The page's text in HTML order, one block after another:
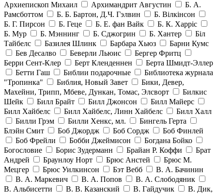
Архиепископ Михаил
Архимандрит Августин
Б. А.
Рамсботтом
Б. Б. Бартон, Д.Ч. Гэлвин
Б. Вілкінсон
Б. Г. Пирсон
Б. Геце Б. Е. фан Вайк
Б. К. Харріс
Б. Мур
Б. Мэннинг Б. Сджогрин Б. Хантер
Біл
Тайбелс
Базилея Шлинк Барбара Хьюз
Барни Кумс
Бев Десалво
Беверли Льюис
Бергер Фритц
Берри Сент-Клер
Берт Кленденнен
Берта Шмидт-Эллер
Бетти Гаш
Библии подарочные
Библиотека журнала
"Тропинка"
Библия, Новый Завет
Бики, Девер,
Махейни, Трипп, Мбеве, Дункан, Томас, Элсворт
Билкис
Шейк
Билл Брайт Билл Джонсон
Билл Майерс
Билл Хайбелс
Билл Хайбелс, Линн Хайбелс
Билл Халл
Билли Грэм
Билли Хенкс, мл.
Бингель Герта
Блэйн Смит
Боб Джордж Боб Сордж
Боб Финлей
Боб Фрейли
Бобби Джеймисон
Богдана Бойко
Богословие
Борис Зудерманн Брайан Р. Коффи
Брат
Андрей
Браунлоу Норт Брюс Анстей
Брюс М.
Мецгер
Брюс Уилкинсон Бэт Вебб
В. А. Бачинин
В. А. Маркевич
В. А. Попов
В. А. Слободяник
В. Альбисетти
В. В. Казанский В. Гайдучик
В. Дик,